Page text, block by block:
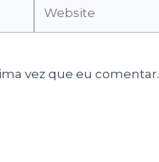
vez que eu comentar.